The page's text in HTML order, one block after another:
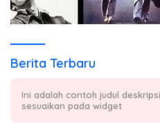
Berita Terbaru
Ini adalah contoh judul
sesuaikan pada widget